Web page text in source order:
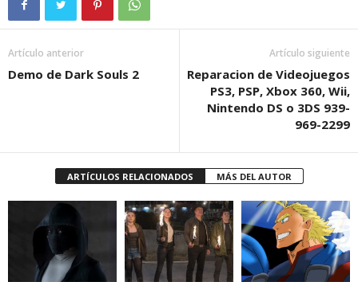
Artículo anterior
Demo de Dark Souls 2
Artículo siguiente
Reparacion de Videojuegos
PS3, PSP, Xbox 360, Wii,
Nintendo DS o 3DS 939-
969-2299
ARTÍCULOS RELACIONADOS MÁS DEL AUTOR